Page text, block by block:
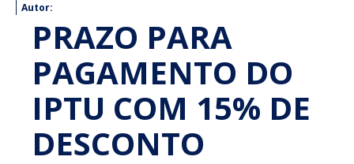
Autor:
PRAZO PARA
PAGAMENTO DO
IPTU COM 15% DE
DESCONTO